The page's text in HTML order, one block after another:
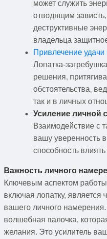
может служить
отводящим зависть,
деструктивные
владельца
Привлечение
Лопатка-
решения,
обстоятельства,
так и в личных
Усиление личной
Взаимодействие с
вашу уверенность
способность
Важность личного
Ключевым аспектом
включая лопатку, является
вашего личного
волшебная палочка,
желания. Это усилитель